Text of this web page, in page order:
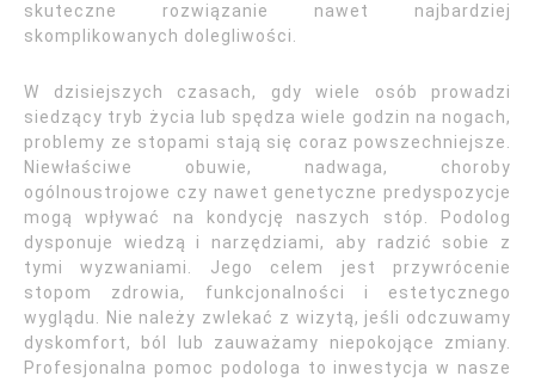
skuteczne rozwiązanie nawet najbardziej
skomplikowanych dolegliwości.
W dzisiejszych czasach, gdy wiele osób prowadzi
siedzący tryb życia lub spędza wiele godzin na nogach,
problemy ze stopami stają się coraz powszechniejsze.
Niewłaściwe obuwie, nadwaga, choroby
ogólnoustrojowe czy nawet genetyczne predyspozycje
mogą wpływać na kondycję naszych stóp. Podolog
dysponuje wiedzą i narzędziami, aby radzić sobie z
tymi wyzwaniami. Jego celem jest przywrócenie
stopom zdrowia, funkcjonalności i estetycznego
wyglądu. Nie należy zwlekać z wizytą, jeśli odczuwamy
dyskomfort, ból lub zauważamy niepokojące zmiany.
Profesjonalna pomoc podologa to inwestycja w nasze